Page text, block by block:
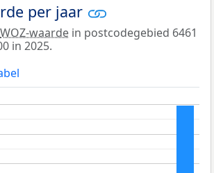
per jaar
WOZ-waarde in postcodegebied 6461
in 2025.